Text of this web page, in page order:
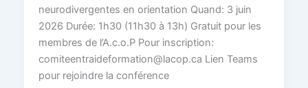
neurodivergentes en orientation Quand: 3 juin
2026 Durée: 1h30 (11h30 à 13h) Gratuit pour les
membres de l’A.c.o.P Pour inscription:
comiteentraideformation@lacop.ca Lien Teams
pour rejoindre la conférence